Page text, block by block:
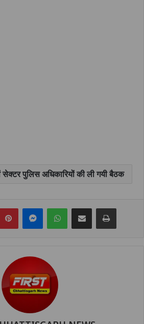
सेक्टर पुलिस अधिकारियों की ली गयी बैठक
PinterestMessengerWhatsAppShare via Email Print